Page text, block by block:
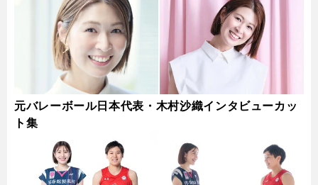
元バレーボール日本代表・木村沙織インタビューカッ
ト集